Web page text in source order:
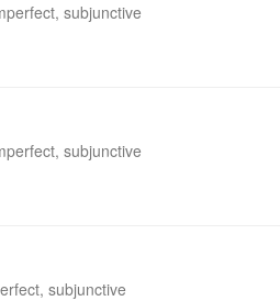
subjunctive
subjunctive
subjunctive